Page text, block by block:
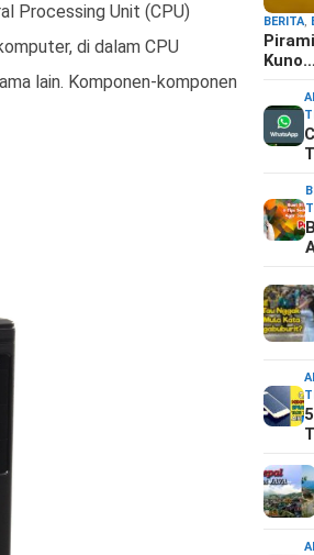
Processing Unit (CPU)
di dalam CPU
lain. Komponen-komponen
BERITA,
Kuno…